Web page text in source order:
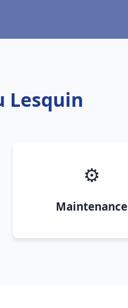
Lesquin
⚙️
Maintenance